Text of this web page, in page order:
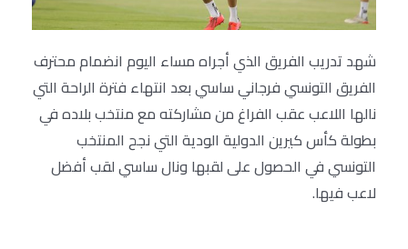
شهد تدريب الفريق الذي أجراه مساء اليوم انضمام محترف
الفريق التونسي فرجاني ساسي بعد انتهاء فترة الراحة التي
نالها اللاعب عقب الفراغ من مشاركته مع منتخب بلاده في
بطولة كأس كيرين الدولية الودية التي نجح المنتخب
التونسي في الحصول على لقبها ونال ساسي لقب أفضل
لاعب فيها.